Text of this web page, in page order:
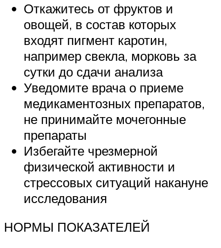
Откажитесь от фруктов и
овощей, в состав которых
входят пигмент каротин,
например свекла, морковь за
сутки до сдачи анализа
Уведомите врача о приеме
медикаментозных препаратов,
не принимайте мочегонные
препараты
Избегайте чрезмерной
физической активности и
стрессовых ситуаций накануне
исследования
НОРМЫ ПОКАЗАТЕЛЕЙ